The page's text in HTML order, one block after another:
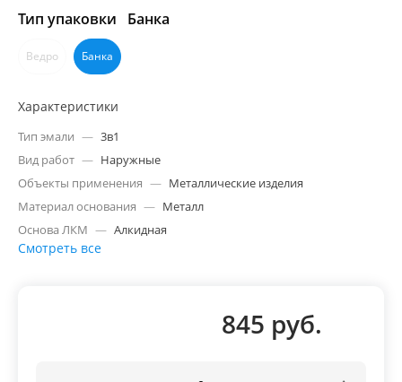
Тип упаковки Банка
Ведро Банка
Характеристики
Тип эмали — 3в1
Вид работ — Наружные
Объекты применения — Металлические изделия
Материал основания — Металл
Основа ЛКМ — Алкидная
Смотреть все
845 руб.